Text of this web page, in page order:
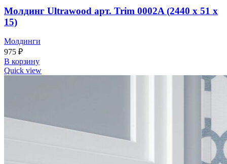
Молдинг Ultrawood арт. Trim 0002A (2440 х 51 х
15)
Молдинги
975 ₽
В корзину
Quick view